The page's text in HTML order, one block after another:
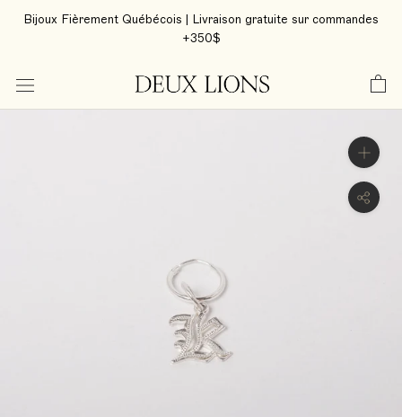
AllerBijoux Fièrement Québécois | Livraison gratuite sur commandes
+350$